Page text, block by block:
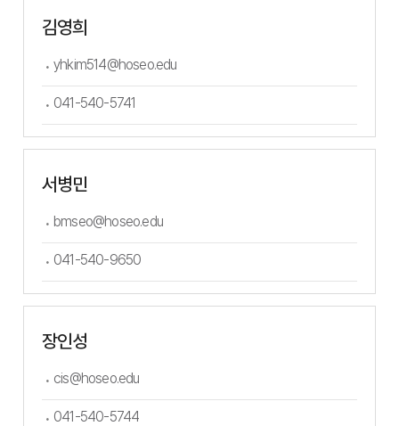
김영희
yhkim514@hoseo.edu
041-540-5741
서병민
bmseo@hoseo.edu
041-540-9650
장인성
cis@hoseo.edu
041-540-5744